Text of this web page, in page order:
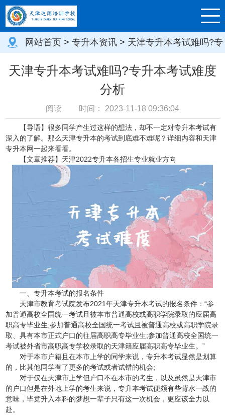
网站首页 > 专升本资讯 > 天津专升本考试难吗?专
升本考试难度分析
天津专升本考试难吗?专升本考试难度
分析
阅读 时间： 2023-11-18 09:36:04
【导语】很多同学产生过这样的想法，却不一定对专升本考试有
深入的了解。那么天津专升本的考试到底难不难呢？详细内容和天津
专升本网一起来看看。
【文章推荐】天津2022专升本各招生专业就业方向
一、专升本考试的报名条件
天津市教育考试院发布2021年天津专升本考试的报名条件：“参
加普通高校全国统一考试且被本市普通高校或高职学院录取的应届高
职高专毕业生;参加普通高校全国统一考试且被普通高校或高职学院录
取、具有本市正式户口的往届高职高专毕业生;参加普通高校全国统一
考试被外省市高职高专学校录取的天津籍应届高职高专毕业生。”
对于本市户籍且在本市上学的同学来说，专升本考试显然是划算
的，比其他同学有了更多的考试或者试错的机会;
对于仅在天津市上学但户口不在本市的考生，以及虽然是天津市
的户口但是在外地上学的考生来说，专升本考试便颇有些背水一战的
意味，毕竟升入本科的梦想一辈子只有这一次机会，更应该全力以
赴。